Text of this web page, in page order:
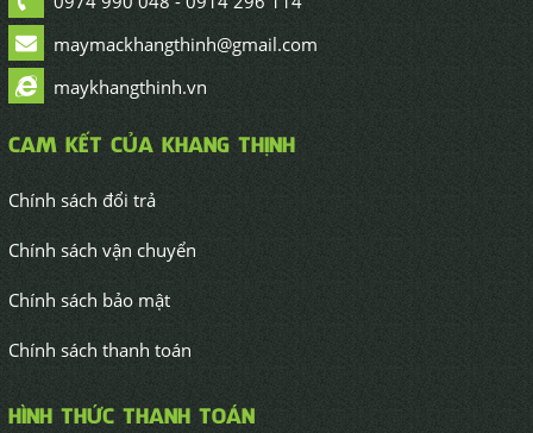
maymackhangthinh@gmail.com
maykhangthinh.vn
CAM KẾT CỦA KHANG THỊNH
Chính sách đổi trả
Chính sách vận chuyển
Chính sách bảo mật
Chính sách thanh toán
HÌNH THỨC THANH TOÁN